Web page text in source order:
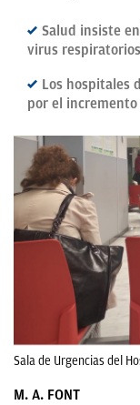
Salud insiste
virus
Los hospitales
por el
Sala de Urgencias del
M. A. FONT